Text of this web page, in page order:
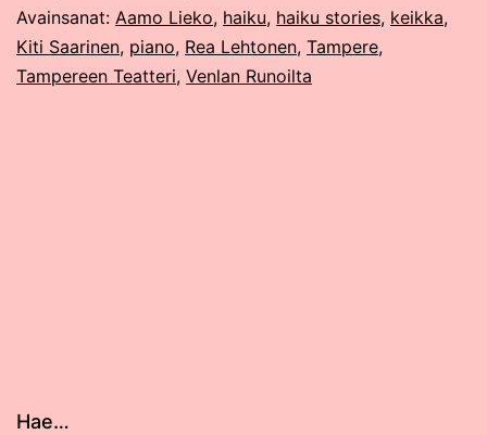
18.4.2023
Avainsanat: Aamo Lieko, haiku, haiku stories, keikka,
Kiti Saarinen, piano, Rea Lehtonen, Tampere,
Tampereen Teatteri, Venlan Runoilta
Hae…